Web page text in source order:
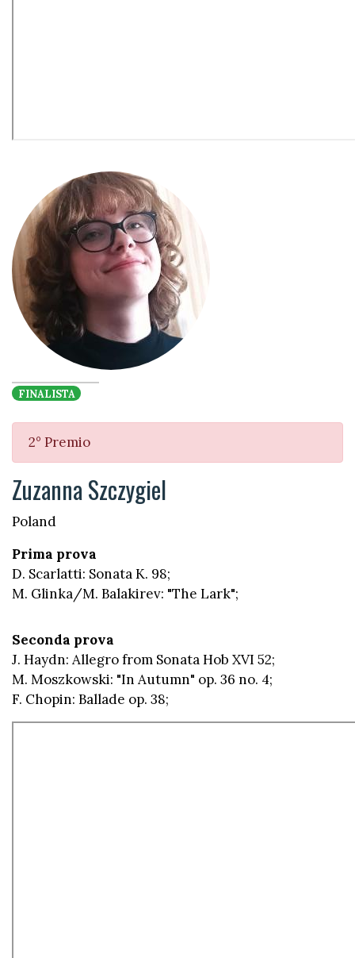
FINALISTA
2° Premio
Zuzanna Szczygiel
Poland
Prima prova
D. Scarlatti: Sonata K. 98;
M. Glinka/M. Balakirev: "The Lark";
Seconda prova
J. Haydn: Allegro from Sonata Hob XVI 52;
M. Moszkowski: "In Autumn" op. 36 no. 4;
F. Chopin: Ballade op. 38;